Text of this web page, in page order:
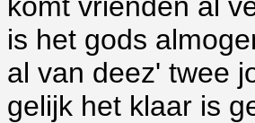
is het gods
al van deez' twee
gelijk het klaar is